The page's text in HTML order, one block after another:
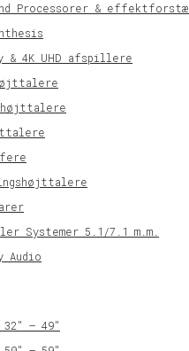
Processorer &
& 4K UHD afspillere
Systemer 5.1/7.1 m.m.
Audio
32″ – 49″